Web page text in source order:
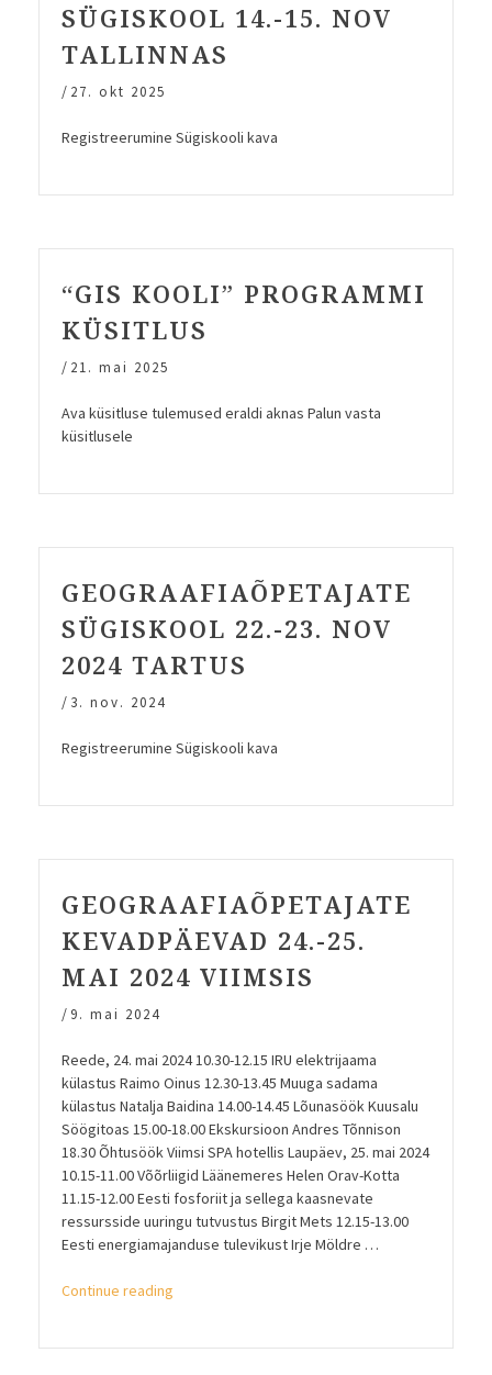
SÜGISKOOL 14.-15. NOV
TALLINNAS
/ 27. okt 2025
Registreerumine Sügiskooli kava
“GIS KOOLI” PROGRAMMI
KÜSITLUS
/ 21. mai 2025
Ava küsitluse tulemused eraldi aknas Palun vasta
küsitlusele
GEOGRAAFIAÕPETAJATE
SÜGISKOOL 22.-23. NOV
2024 TARTUS
/ 3. nov. 2024
Registreerumine Sügiskooli kava
GEOGRAAFIAÕPETAJATE
KEVADPÄEVAD 24.-25.
MAI 2024 VIIMSIS
/ 9. mai 2024
Reede, 24. mai 2024 10.30-12.15 IRU elektrijaama
külastus Raimo Oinus 12.30-13.45 Muuga sadama
külastus Natalja Baidina 14.00-14.45 Lõunasöök Kuusalu
Söögitoas 15.00-18.00 Ekskursioon Andres Tõnnison
18.30 Õhtusöök Viimsi SPA hotellis Laupäev, 25. mai 2024
10.15-11.00 Võõrliigid Läänemeres Helen Orav-Kotta
11.15-12.00 Eesti fosforiit ja sellega kaasnevate
ressursside uuringu tutvustus Birgit Mets 12.15-13.00
Eesti energiamajanduse tulevikust Irje Möldre …
Continue reading